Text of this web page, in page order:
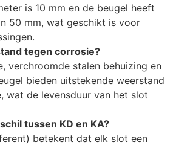
is 10 mm en de beugel heeft
50 mm, wat geschikt is voor
tegen corrosie?
verchroomde stalen behuizing en
bieden uitstekende weerstand
wat de levensduur van het slot
tussen KD en KA?
betekent dat elk slot een